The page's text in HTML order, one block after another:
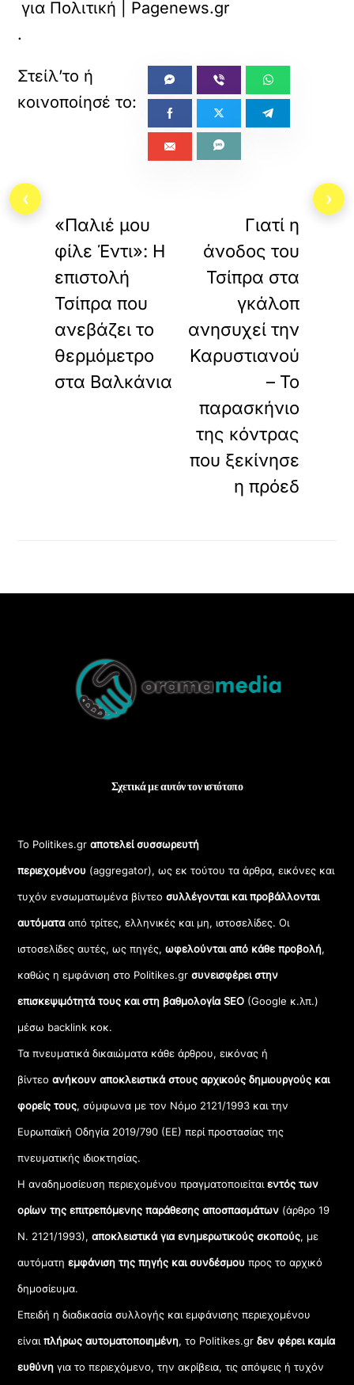
για Πολιτική | Pagenews.gr
.
«
«Παλιέ μου
φίλε Έντι»: Η
επιστολή
Τσίπρα που
ανεβάζει το
θερμόμετρο
στα Βαλκάνια
»
Γιατί η
άνοδος του
Τσίπρα στα
γκάλοπ
ανησυχεί την
Καρυστιανού
– Το
παρασκήνιο
της κόντρας
που ξεκίνησε
η πρόεδ
Top
Σχετικά με αυτόν τον ιστότοπο
Το Politikes.grαποτελεί συσσωρευτή
περιεχομένου (aggregator), ως εκ τούτου τα άρθρα, εικόνες και
τυχόν ενσωματωμένα βίντεοσυλλέγονται και προβάλλονται
αυτόματααπό τρίτες, ελληνικές και μη, ιστοσελίδες. Οι
ιστοσελίδες αυτές, ως πηγές,ωφελούνται από κάθε προβολή,
καθώς η εμφάνιση στο Politikes.gr συνεισφέρει στην
επισκεψιμότητά τους και στη βαθμολογία SEO (Google κ.λπ.)
μέσω backlink κοκ.
Τα πνευματικά δικαιώματα κάθε άρθρου, εικόνας ή
βίντεοανήκουν αποκλειστικά στους αρχικούς δημιουργούς και
φορείς τους, σύμφωνα με τον Νόμο 2121/1993 και την
Ευρωπαϊκή Οδηγία 2019/790 (ΕΕ) περί προστασίας της
πνευματικής ιδιοκτησίας.
Η αναδημοσίευση περιεχομένου πραγματοποιείταιεντός των
ορίων της επιτρεπόμενης παράθεσης αποσπασμάτων (άρθρο 19
Ν. 2121/1993), αποκλειστικά για ενημερωτικούς σκοπούς, με
αυτόματηεμφάνιση της πηγής και συνδέσμου προς το αρχικό
δημοσίευμα.
Επειδή η διαδικασία συλλογής και εμφάνισης περιεχομένου
είναιπλήρως αυτοματοποιημένη, το Politikes.grδεν φέρει καμία
ευθύνη για το περιεχόμενο, την ακρίβεια, τις απόψεις ή τυχόν
‹ ›